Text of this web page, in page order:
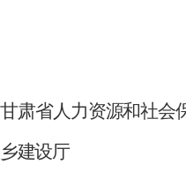
甘肃省人力资源和社会
乡建设厅